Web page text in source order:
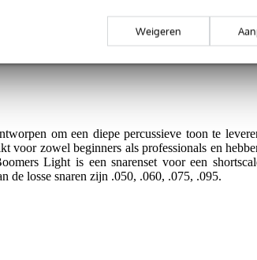
Weigeren
om een diepe percussieve toon te
voor zowel beginners als professionals en
Light is een snarenset voor een
de losse snaren zijn .050, .060, .075, .095.